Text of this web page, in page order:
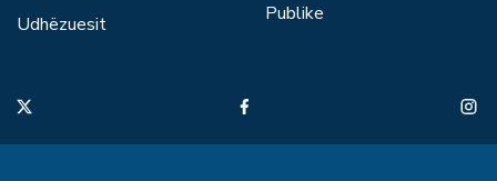
Udhëzuesit
Publike